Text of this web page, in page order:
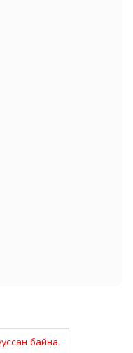
байна.